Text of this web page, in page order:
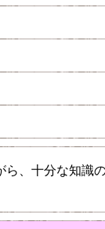
、十分な知識